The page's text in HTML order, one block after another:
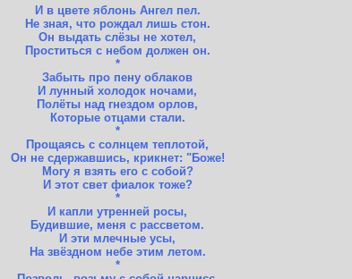
И в цвете яблонь Ангел пел.
Не зная, что рождал лишь стон.
Он выдать слёзы не хотел,
Проститься с небом должен он.
*
Забыть про пену облаков
И лунный холодок ночами,
Полёты над гнездом орлов,
Которые отцами стали.
*
Прощаясь с солнцем теплотой,
Он не сдержавшись, крикнет: "Боже!
Могу я взять его с собой?
И этот свет фиалок тоже?
*
И капли утренней росы,
Будившие, меня с рассветом.
И эти млечные усы,
На звёздном небе этим летом.
*